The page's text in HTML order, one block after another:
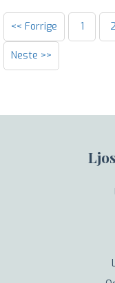
<< Forrige 1 2
Neste >>